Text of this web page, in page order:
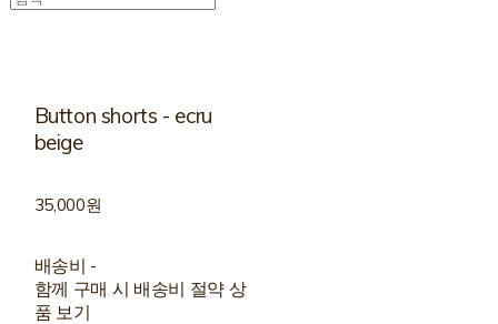
Button shorts - ecru
beige
35,000원
배송비 -
함께 구매 시 배송비 절약 상
품 보기